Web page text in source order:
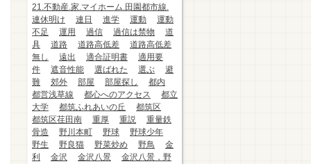
21.不動産.家.マイホーム.田園都市線.
連休明け
連日 進学 運動
運動
不足
運用 過信 過信は禁物
道
具
道路 道路高低差
道路高低差
無し
遠出 適合証明書
適用要
件
遮音性能 選ばれた 選ぶ
避
難
郊外 部屋 部屋探し
都内
都営浅草線
都心へのアクセス
都立
大学
都筑ふれあいの丘
都筑区
都筑区荏田南
重厚 重説
重量鉄
骨造
野川本町 野球
野球少年
野生
野良猫 野菜炒め 野鳥
金
利
金沢 金沢八景
金沢八景，野